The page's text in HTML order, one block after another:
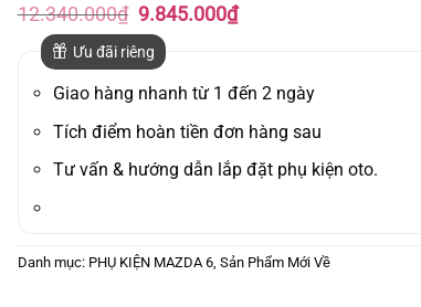
12.340.000₫ Giá
gốc
là:
12.340.000₫.
9.845.000₫Giá
9.845.000₫.
Ưu đãi riêng
Giao hàng nhanh từ 1 đến 2 ngày
Tích điểm hoàn tiền đơn hàng sau
Tư vấn & hướng dẫn lắp đặt phụ kiện oto.
Danh mục: PHỤ KIỆN MAZDA 6, Sản Phẩm Mới Về